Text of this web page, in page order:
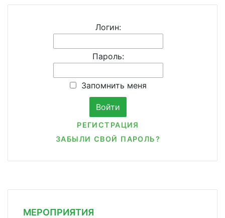
Логин:
Пароль:
Запомнить меня
РЕГИСТРАЦИЯ
ЗАБЫЛИ СВОЙ ПАРОЛЬ?
МЕРОПРИЯТИЯ